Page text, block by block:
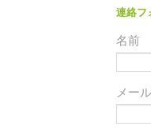
連絡フ
名前
メール